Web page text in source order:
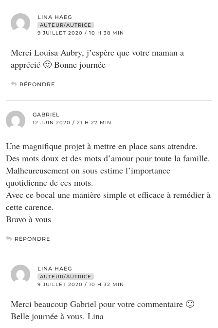
LINA HAEG
AUTEUR/AUTRICE
9 JUILLET 2020 / 10 H 38 MIN
Merci Louisa Aubry, j’espère que votre maman a
apprécié 🙂 Bonne journée
RÉPONDRE
GABRIEL
12 JUIN 2020 / 21 H 27 MIN
Une magnifique projet à mettre en place sans attendre.
Des mots doux et des mots d’amour pour toute la famille.
Malheureusement on sous estime l’importance
quotidienne de ces mots.
Avec ce bocal une manière simple et efficace à remédier à
cette carence.
Bravo à vous
RÉPONDRE
LINA HAEG
AUTEUR/AUTRICE
9 JUILLET 2020 / 10 H 32 MIN
Merci beaucoup Gabriel pour votre commentaire 🙂
Belle journée à vous. Lina